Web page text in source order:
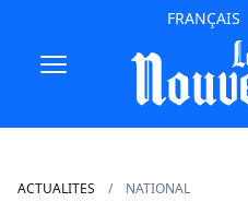
FRANÇAIS
ACTUALITES NATIONAL